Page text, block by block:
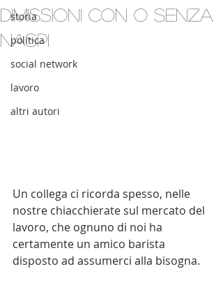
storia
politica
social network
lavoro
altri autori
dimissioni con o senza
NASpI
Un collega ci ricorda spesso, nelle
nostre chiacchierate sul mercato del
lavoro, che ognuno di noi ha
certamente un amico barista
disposto ad assumerci alla bisogna.